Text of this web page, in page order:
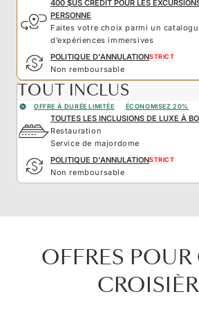
400 $US CRÉDIT POUR LES
PERSONNE
Faites votre choix parmi un
d’expériences immersives
POLITIQUE D'ANNULATIONSTRICT
Non remboursable
TOUT INCLUS
OFFRE À DURÉE LIMITÉE ÉCONOMISEZ 20%
TOUTES LES INCLUSIONS DE LUXE À
Restauration
Service de majordome
POLITIQUE D'ANNULATIONSTRICT
Non remboursable
OFFRES